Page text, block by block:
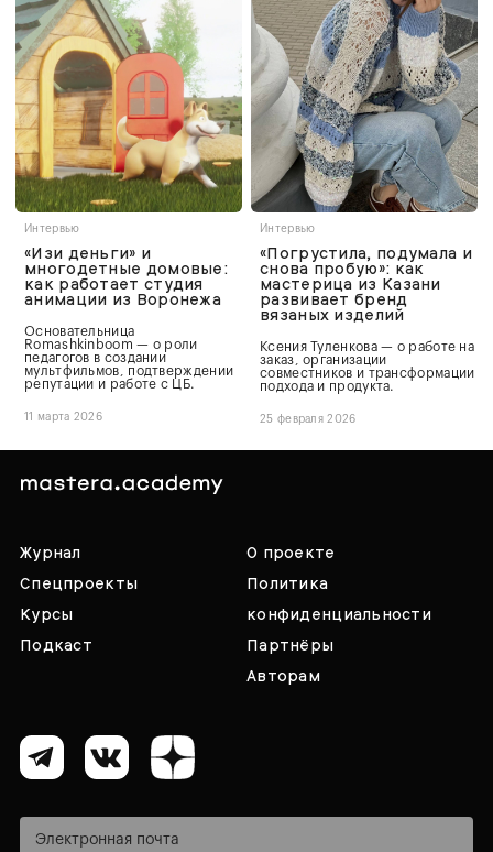
Интервью
«Изи деньги» и
многодетные домовые:
как работает студия
анимации из Воронежа
Основательница
Romashkinboom — о роли
педагогов в создании
мультфильмов, подтверждении
репутации и работе с ЦБ.
11 марта 2026
Интервью
«Погрустила, подумала и
снова пробую»: как
мастерица из Казани
развивает бренд
вязаных изделий
Ксения Туленкова — о работе на
заказ, организации
совместников и трансформации
подхода и продукта.
25 февраля 2026
Журнал
Спецпроекты
Курсы
Подкаст
О проекте
Политика
конфиденциальности
Партнёры
Авторам